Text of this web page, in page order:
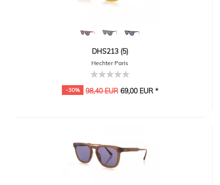
DHS213 (5)
Hechter Paris
-30% 98,40 EUR69,00 EUR *